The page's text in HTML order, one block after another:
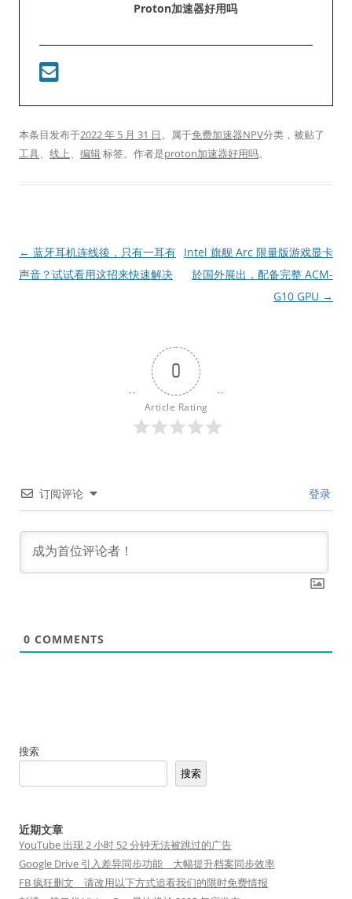
Proton加速器好用吗
本条目发布于2022 年 5 月 31 日。属于免费加速器NPV分类，被贴了
工具、 线上、 编辑标签。 作者是proton加速器好用吗。
文
章
← 蓝牙耳机连线後，只有一耳有
声音？试试看用这招来快速解决
Intel 旗舰 Arc 限量版游戏显卡
於国外展出，配备完整 ACM-
G10 GPU →
0
Article Rating
订阅评论 登录
0 COMMENTS
搜索
搜索
近期文章
YouTube 出现 2 小时 52 分钟无法被跳过的广告
Google Drive 引入差异同步功能 大幅提升档案同步效率
FB 疯狂删文 请改用以下方式追看我们的限时免费情报